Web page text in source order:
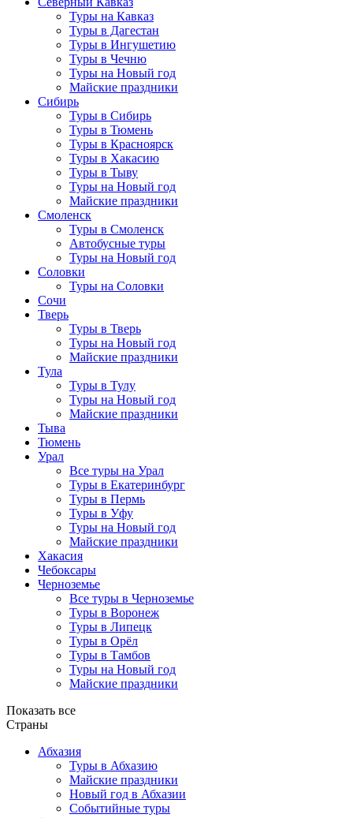
Туры на Кавказ
Туры в Дагестан
Туры в Ингушетию
Туры в Чечню
Туры на Новый год
Майские праздники
Сибирь
Туры в Сибирь
Туры в Тюмень
Туры в Красноярск
Туры в Хакасию
Туры в Тыву
Туры на Новый год
Майские праздники
Смоленск
Туры в Смоленск
Автобусные туры
Туры на Новый год
Соловки
Туры на Соловки
Сочи
Тверь
Туры в Тверь
Туры на Новый год
Майские праздники
Тула
Туры в Тулу
Туры на Новый год
Майские праздники
Тыва
Тюмень
Урал
Все туры на Урал
Туры в Екатеринбург
Туры в Пермь
Туры в Уфу
Туры на Новый год
Майские праздники
Хакасия
Чебоксары
Черноземье
Все туры в Черноземье
Туры в Воронеж
Туры в Липецк
Туры в Орёл
Туры в Тамбов
Туры на Новый год
Майские праздники
Показать все
Страны
Абхазия
Туры в Абхазию
Майские праздники
Новый год в Абхазии
Событийные туры